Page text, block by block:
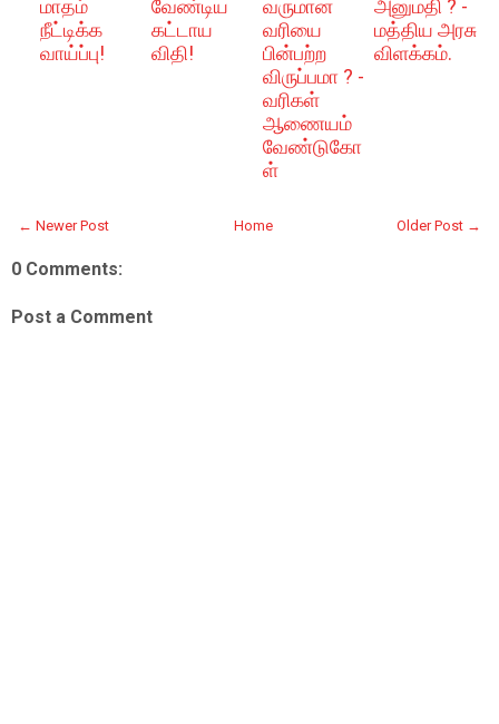
மாதம்
நீட்டிக்க
வாய்ப்பு!
வேண்டிய
கட்டாய
விதி!
வருமான
வரியை
பின்பற்ற
விருப்பமா ? -
வரிகள்
ஆணையம்
வேண்டுகோ
ள்
அனுமதி ? -
மத்திய அரசு
விளக்கம்.
← Newer Post Older Post →
Home
0 Comments:
Post a Comment